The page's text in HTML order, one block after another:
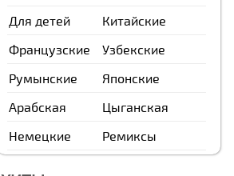
Для детей
Китайские
Французские
Узбекские
Румынские
Японские
Арабская
Цыганская
Немецкие
Ремиксы